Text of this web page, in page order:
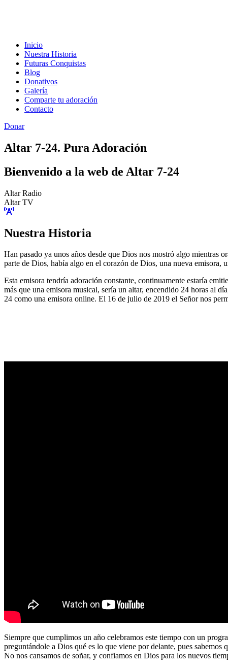
Inicio
Nuestra Historia
Futuras Conquistas
Blog
Donativos
Galería
Comparte tu adoración
Contacto
Donar
Altar 7-24. Pura Adoración
Bienvenido a la web de Altar 7-24
Altar Radio
Altar TV
Nuestra Historia
Han pasado ya unos años desde que Dios nos mostró algo mientras
parte de Dios, había algo en el corazón de Dios, una nueva emisora,
Esta emisora tendría adoración constante, continuamente estaría
más que una emisora musical, sería un altar, encendido 24 horas al
24 como una emisora online. El 16 de julio de 2019 el Señor nos
Siempre que cumplimos un año celebramos este tiempo con un
preguntándole a Dios qué es lo que viene por delante, pues
No nos cansamos de soñar, y confiamos en Dios para los nuevos